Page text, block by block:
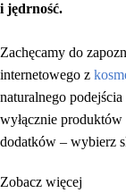
i jędrność.
Zachęcamy do
internetowego z
naturalnego
wyłącznie
dodatków – wybierz
Zobacz więcej